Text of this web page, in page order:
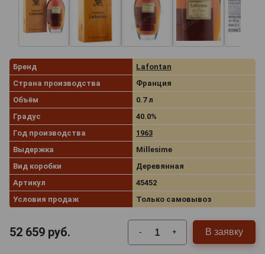
Бренд
Lafontan
Страна производства
Франция
Объём
0.7 л
Градус
40.0%
Год производства
1963
Выдержка
Millesime
Вид коробки
Деревянная
Артикул
45452
Условия продаж
Только самовывоз
52 659 руб. - + В заявку